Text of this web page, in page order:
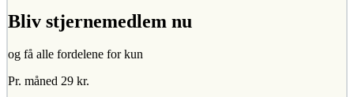
Bliv stjernemedlem nu
og få alle fordelene for kun
Pr. måned 29 kr.